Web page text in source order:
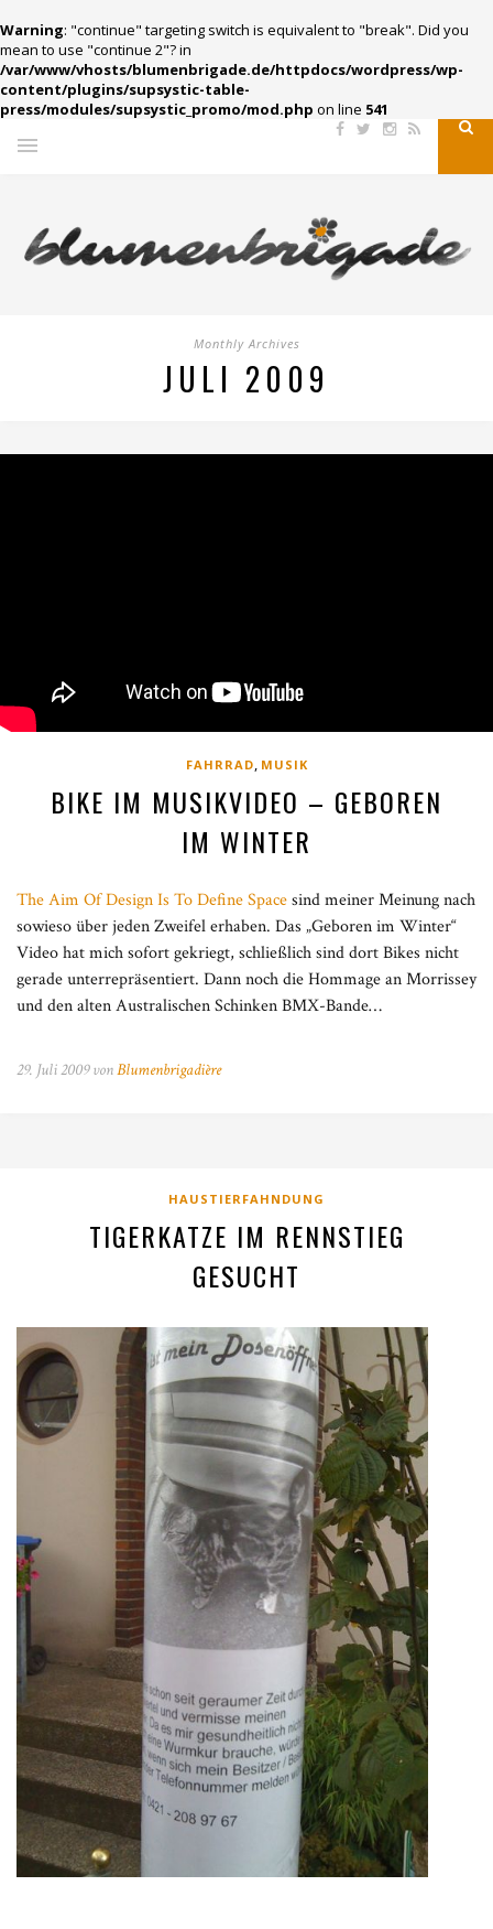
Warning: "continue" targeting switch is equivalent to "break". Did you
mean to use "continue 2"? in
/var/www/vhosts/blumenbrigade.de/httpdocs/wordpress/wp-
content/plugins/supsystic-table-
press/modules/supsystic_promo/mod.php on line 541
Monthly Archives
JULI 2009
FAHRRAD, MUSIK
BIKE IM MUSIKVIDEO – GEBOREN
IM WINTER
The Aim Of Design Is To Define Spacesind meiner Meinung nach
sowieso über jeden Zweifel erhaben. Das „Geboren im Winter“
Video hat mich sofort gekriegt, schließlich sind dort Bikes nicht
gerade unterrepräsentiert. Dann noch die Hommage an Morrissey
und den alten Australischen Schinken BMX-Bande…
29. Juli 2009 vonBlumenbrigadière
HAUSTIERFAHNDUNG
TIGERKATZE IM RENNSTIEG
GESUCHT